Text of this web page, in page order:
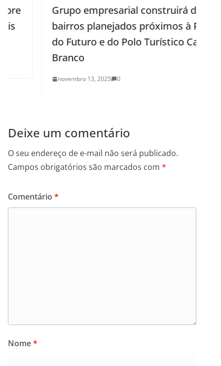
Grupo empresarial construirá dois
bairros planejados próximos à Ponte
do Futuro e do Polo Turístico Cabo
Branco
novembro 13, 2025 0
Deixe um comentário
O seu endereço de e-mail não será publicado.
Campos obrigatórios são marcados com *
Comentário *
Nome*